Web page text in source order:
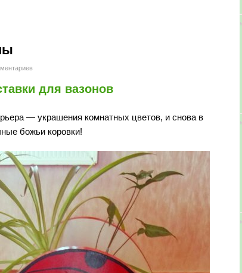
для вазонов
— украшения комнатных цветов, и снова в
божьи коровки!